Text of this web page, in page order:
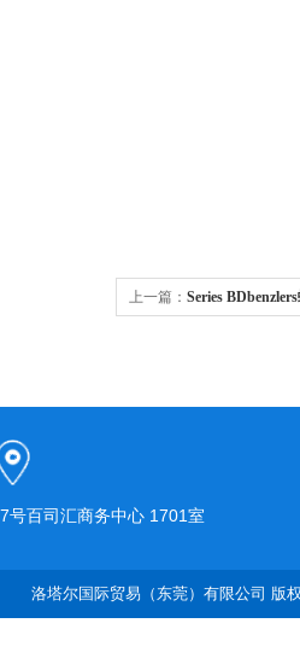
上一篇： Series
号百司汇商务中心 1701室
洛塔尔国际贸易（东莞）有限公司 版